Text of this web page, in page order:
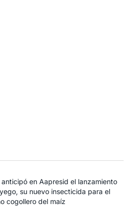
anticipó en Aapresid el lanzamiento
su nuevo insecticida para el
cogollero del maíz